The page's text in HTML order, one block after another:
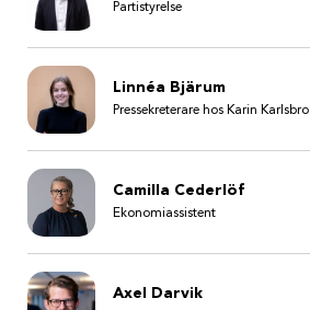
Partistyrelse
Linnéa Bjärum
Pressekreterare hos Karin Karlsbro
Camilla Cederlöf
Ekonomiassistent
Axel Darvik